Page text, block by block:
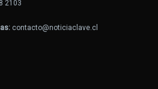
2103
contacto@noticiaclave.cl